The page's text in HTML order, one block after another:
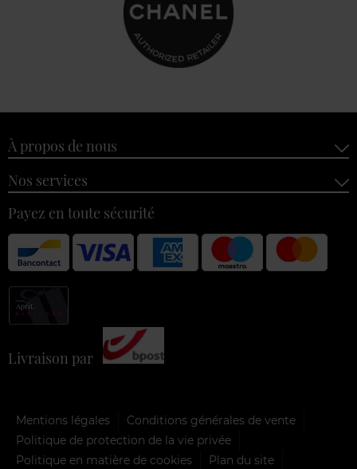
À propos de nous
Nos services
Payez en toute sécurité
Livraison par
Mentions légales
Conditions générales de vente
Politique de protection de la vie privée
Politique en matière de cookies
Plan du site